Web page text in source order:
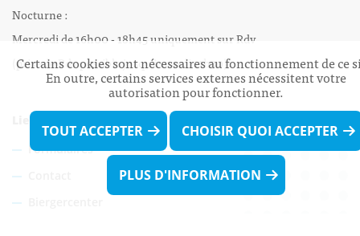
Nocturne :
Mercredi de 16h00 - 18h45 uniquement sur Rdv
(prise de Rdv possible jusqu'à mardi 11h30).
Liens utiles
Formulaires
Certains cookies sont nécessaires au fonctionnement de ce
En outre, certains services externes nécessitent votre
autorisation pour fonctionner.
TOUT ACCEPTER CHOISIR QUOI ACCEPTER
PLUS D'INFORMATION